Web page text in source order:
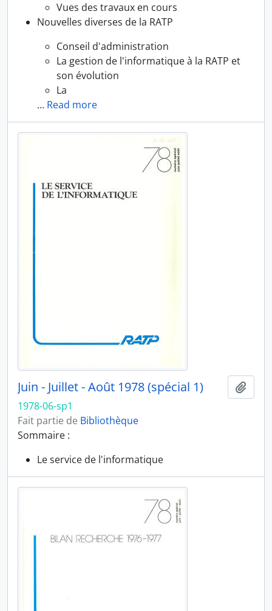
Vues des travaux en cours
Nouvelles diverses de la RATP
Conseil d'administration
La gestion de l'informatique à la RATP et
son évolution
La
… Read more
Juin - Juillet - Août 1978 (spécial 1)
1978-06-sp1
Fait partie de Bibliothèque
Sommaire :
Le service de l'informatique